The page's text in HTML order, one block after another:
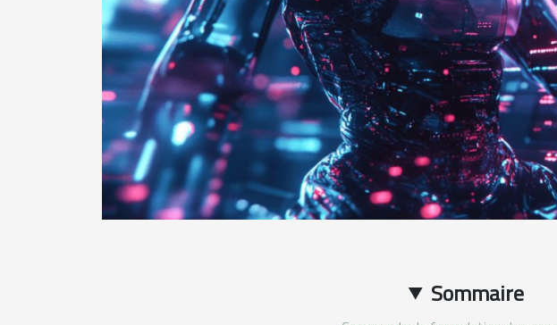
Sommaire